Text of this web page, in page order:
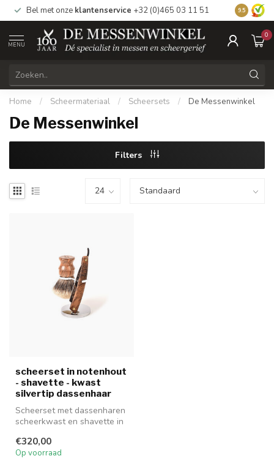
Bel met onze klantenservice +32 (0)465 03 11 51 Bezoek
9.5
MENU
0
Home / Scheermateriaal / Scheersets / De Messenwinkel
De Messenwinkel
Filters
scheerset in notenhout
- shavette - kwast
silvertip dassenhaar
Scheerset met dassenharen
scheerkwast en shavette in
€320,00
Op voorraad